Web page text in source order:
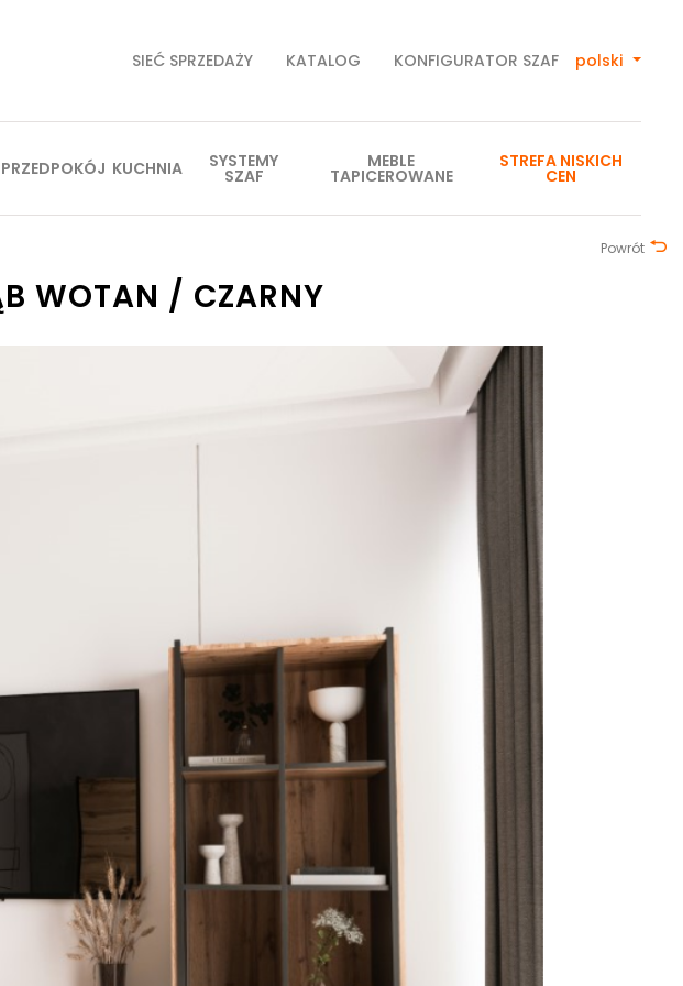
SIEĆ SPRZEDAŻY KATALOG KONFIGURATOR SZAF polski
PRZEDPOKÓJ KUCHNIA SYSTEMY
SZAF
MEBLE
TAPICEROWANE
STREFA NISKICH
CEN
Powrót
WOTAN / CZARNY